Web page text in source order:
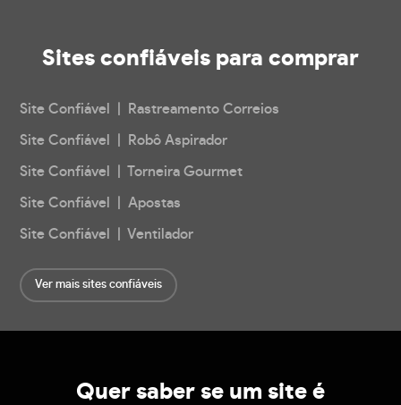
Sites confiáveis para comprar
Site Confiável | Rastreamento Correios
Site Confiável | Robô Aspirador
Site Confiável | Torneira Gourmet
Site Confiável | Apostas
Site Confiável | Ventilador
Ver mais sites confiáveis
Quer saber se um site é